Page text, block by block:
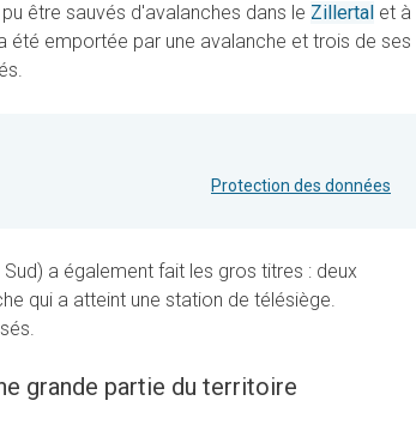
être sauvés d'avalanches dans le Zillertal et à
été emportée par une avalanche et trois de ses
Protection des données
a également fait les gros titres : deux
qui a atteint une station de télésiège.
grande partie du territoire